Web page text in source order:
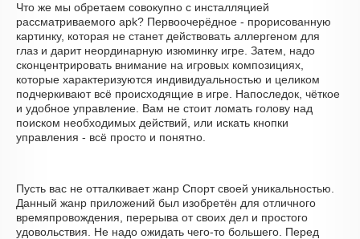
Что же мы обретаем совокупно с инсталляцией
рассматриваемого apk? Первоочерёдное - прорисованную
картинку, которая не станет действовать аллергеном для
глаз и дарит неординарную изюминку игре. Затем, надо
сконцентрировать внимание на игровых композициях,
которые характеризуются индивидуальностью и целиком
подчеркивают всё происходящие в игре. Напоследок, чёткое
и удобное управление. Вам не стоит ломать голову над
поиском необходимых действий, или искать кнопки
управления - всё просто и понятно.
Пусть вас не отталкивает жанр Спорт своей уникальностью.
Данный жанр приложений был изобретён для отличного
времяпровождения, перерыва от своих дел и простого
удовольствия. Не надо ожидать чего-то большего. Перед